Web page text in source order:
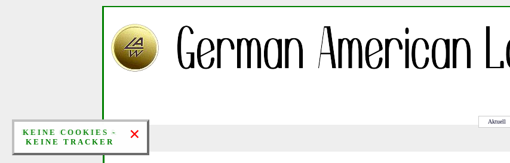
×
KEINE COOKIES &
KEINE TRACKER
Aktuell
×
KEINE COOKIES -
KEINE TRACKER